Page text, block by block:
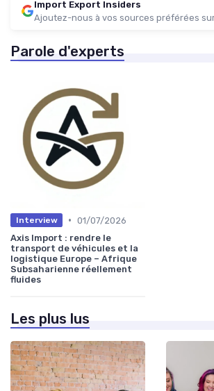
Import Export Insiders
Ajoutez-nous à vos sources préférées
Parole d'experts
Interview • 01/07/2026
Axis Import : rendre le
transport de véhicules et la
logistique Europe – Afrique
Subsaharienne réellement
fluides
Les plus lus